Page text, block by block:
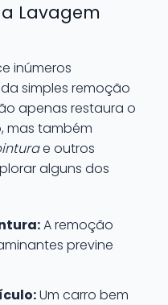
Lavagem
inúmeros
simples remoção
apenas restaura o
mas também
e outros
alguns dos
A remoção
previne
Um carro bem